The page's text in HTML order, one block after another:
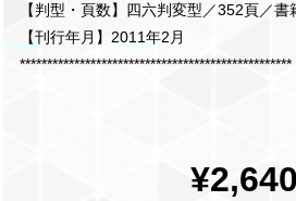
【判型・頁数】四六判変型／352頁／書
【刊行年月】2011年2月
**************************************************
¥2,640